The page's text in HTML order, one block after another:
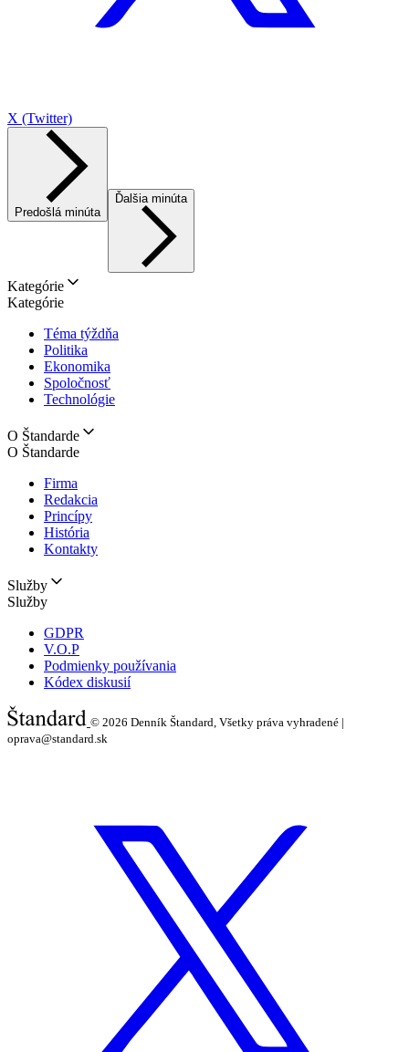
X (Twitter)
Predošlá minúta
Ďalšia minúta
Kategórie
Kategórie
Téma týždňa
Politika
Ekonomika
Spoločnosť
Technológie
O Štandarde
O Štandarde
Firma
Redakcia
Princípy
História
Kontakty
Služby
Služby
GDPR
V.O.P
Podmienky používania
Kódex diskusií
© 2026 Denník Štandard, Všetky práva vyhradené |
oprava@standard.sk